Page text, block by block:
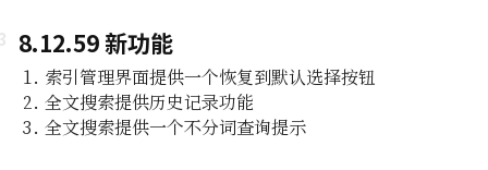
8.12.59 新功能
索引管理界面提供一个恢复到默认选择按钮
全文搜索提供历史记录功能
全文搜索提供一个不分词查询提示